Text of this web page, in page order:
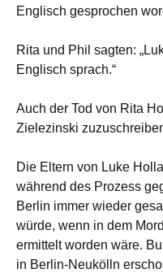
Englisch gesprochen
Rita und Phil sagten:
Englisch sprach.“
Auch der Tod von Rita
Zielezinski
Die Eltern von Luke
während des Prozess
Berlin immer wieder
würde, wenn in dem
ermittelt worden wäre.
in Berlin-Neukölln